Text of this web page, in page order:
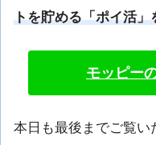
トを貯める「ポイ活
モッピー
本日も最後までご覧い